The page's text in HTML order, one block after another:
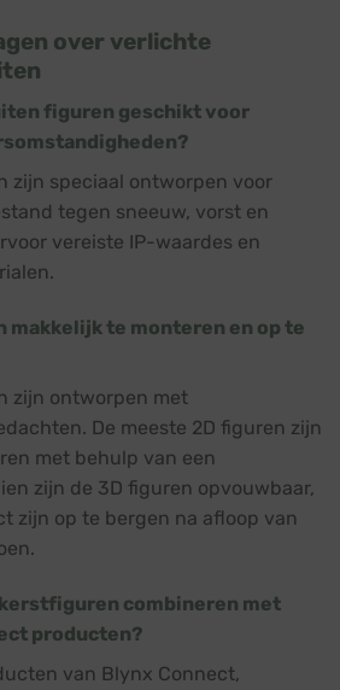
over verlichte
figuren geschikt voor
zijn speciaal ontworpen voor
tegen sneeuw, vorst en
vereiste IP-waardes en
makkelijk te monteren en op te
zijn ontworpen met
De meeste 2D figuren zijn
met behulp van een
zijn de 3D figuren opvouwbaar,
zijn op te bergen na afloop van
combineren met
producten?
van Blynx Connect,